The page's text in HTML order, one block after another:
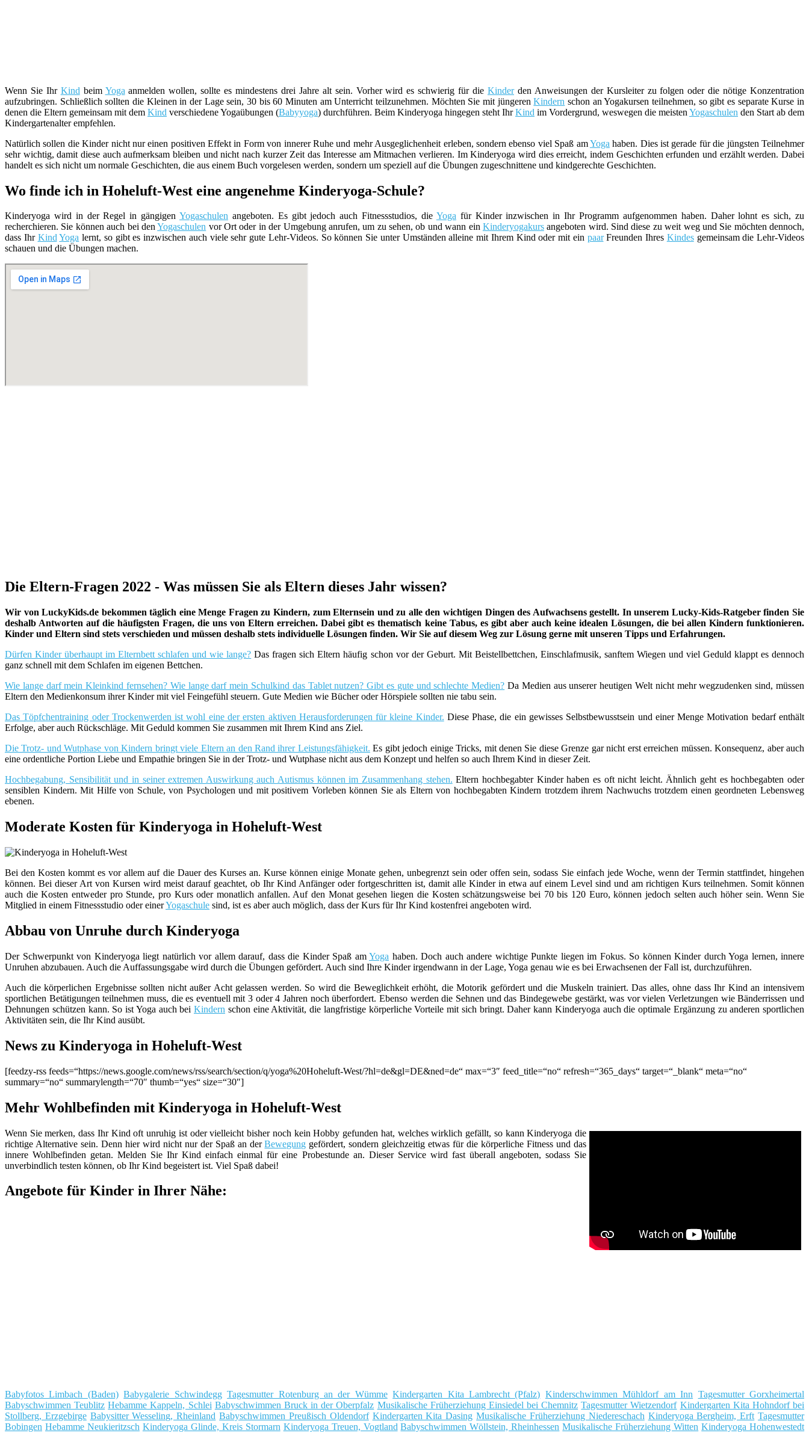
Wenn Sie Ihr Kind beim Yoga anmelden wollen, sollte es mindestens drei Jahre alt sein. Vorher wird es schwierig für die Kinderden Anweisungen der Kursleiter zu folgen oder die nötige Konzentration
aufzubringen. Schließlich sollten die Kleinen in der Lage sein, 30 bis 60 Minuten am Unterricht teilzunehmen. Möchten Sie mit jüngerenKindern schon an Yogakursen teilnehmen, so gibt es separate Kurse in
denen die Eltern gemeinsam mit dem Kind verschiedene Yogaübungen (Babyyoga) durchführen. Beim Kinderyoga hingegen steht IhrKind im Vordergrund, weswegen die meisten Yogaschulen den Start ab dem
Kindergartenalter empfehlen.
Natürlich sollen die Kinder nicht nur einen positiven Effekt in Form von innerer Ruhe und mehr Ausgeglichenheit erleben, sondern ebenso viel Spaß amYoga haben. Dies ist gerade für die jüngsten Teilnehmer
sehr wichtig, damit diese auch aufmerksam bleiben und nicht nach kurzer Zeit das Interesse am Mitmachen verlieren. Im Kinderyoga wird dies erreicht, indem Geschichten erfunden und erzählt werden. Dabei
handelt es sich nicht um normale Geschichten, die aus einem Buch vorgelesen werden, sondern um speziell auf die Übungen zugeschnittene und kindgerechte Geschichten.
Wo finde ich in Hoheluft-West eine angenehme Kinderyoga-Schule?
Kinderyoga wird in der Regel in gängigen Yogaschulen angeboten. Es gibt jedoch auch Fitnessstudios, die Yogafür Kinder inzwischen in Ihr Programm aufgenommen haben. Daher lohnt es sich, zu
recherchieren. Sie können auch bei denYogaschulen vor Ort oder in der Umgebung anrufen, um zu sehen, ob und wann ein Kinderyogakursangeboten wird. Sind diese zu weit weg und Sie möchten dennoch,
dass Ihr Kind Yoga lernt, so gibt es inzwischen auch viele sehr gute Lehr-Videos. So können Sie unter Umständen alleine mit Ihrem Kind oder mit ein paarFreunden Ihres Kindesgemeinsam die Lehr-Videos
schauen und die Übungen machen.
Die Eltern-Fragen 2022 - Was müssen Sie als Eltern dieses Jahr wissen?
Wir von LuckyKids.de bekommen täglich eine Menge Fragen zu Kindern, zum Elternsein und zu alle den wichtigen Dingen des Aufwachsens gestellt. In unserem Lucky-Kids-Ratgeber finden Sie
deshalb Antworten auf die häufigsten Fragen, die uns von Eltern erreichen. Dabei gibt es thematisch keine Tabus, es gibt aber auch keine idealen Lösungen, die bei allen Kindern funktionieren.
Kinder und Eltern sind stets verschieden und müssen deshalb stets individuelle Lösungen finden. Wir Sie auf diesem Weg zur Lösung gerne mit unseren Tipps und Erfahrungen.
Dürfen Kinder überhaupt im Elternbett schlafen und wie lange? Das fragen sich Eltern häufig schon vor der Geburt. Mit Beistellbettchen, Einschlafmusik, sanftem Wiegen und viel Geduld klappt es dennoch
ganz schnell mit dem Schlafen im eigenen Bettchen.
Wie lange darf mein Kleinkind fernsehen? Wie lange darf mein Schulkind das Tablet nutzen? Gibt es gute und schlechte Medien? Da Medien aus unserer heutigen Welt nicht mehr wegzudenken sind, müssen
Eltern den Medienkonsum ihrer Kinder mit viel Feingefühl steuern. Gute Medien wie Bücher oder Hörspiele sollten nie tabu sein.
Das Töpfchentraining oder Trockenwerden ist wohl eine der ersten aktiven Herausforderungen für kleine Kinder. Diese Phase, die ein gewisses Selbstbewusstsein und einer Menge Motivation bedarf enthält
Erfolge, aber auch Rückschläge. Mit Geduld kommen Sie zusammen mit Ihrem Kind ans Ziel.
Die Trotz- und Wutphase von Kindern bringt viele Eltern an den Rand ihrer Leistungsfähigkeit. Es gibt jedoch einige Tricks, mit denen Sie diese Grenze gar nicht erst erreichen müssen. Konsequenz, aber auch
eine ordentliche Portion Liebe und Empathie bringen Sie in der Trotz- und Wutphase nicht aus dem Konzept und helfen so auch Ihrem Kind in dieser Zeit.
Hochbegabung, Sensibilität und in seiner extremen Auswirkung auch Autismus können im Zusammenhang stehen. Eltern hochbegabter Kinder haben es oft nicht leicht. Ähnlich geht es hochbegabten oder
sensiblen Kindern. Mit Hilfe von Schule, von Psychologen und mit positivem Vorleben können Sie als Eltern von hochbegabten Kindern trotzdem ihrem Nachwuchs trotzdem einen geordneten Lebensweg
ebenen.
Moderate Kosten für Kinderyoga in Hoheluft-West
Bei den Kosten kommt es vor allem auf die Dauer des Kurses an. Kurse können einige Monate gehen, unbegrenzt sein oder offen sein, sodass Sie einfach jede Woche, wenn der Termin stattfindet, hingehen
können. Bei dieser Art von Kursen wird meist darauf geachtet, ob Ihr Kind Anfänger oder fortgeschritten ist, damit alle Kinder in etwa auf einem Level sind und am richtigen Kurs teilnehmen. Somit können
auch die Kosten entweder pro Stunde, pro Kurs oder monatlich anfallen. Auf den Monat gesehen liegen die Kosten schätzungsweise bei 70 bis 120 Euro, können jedoch selten auch höher sein. Wenn Sie
Mitglied in einem Fitnessstudio oder einerYogaschule sind, ist es aber auch möglich, dass der Kurs für Ihr Kind kostenfrei angeboten wird.
Abbau von Unruhe durch Kinderyoga
Der Schwerpunkt von Kinderyoga liegt natürlich vor allem darauf, dass die Kinder Spaß am Yoga haben. Doch auch andere wichtige Punkte liegen im Fokus. So können Kinder durch Yoga lernen, innere
Unruhen abzubauen. Auch die Auffassungsgabe wird durch die Übungen gefördert. Auch sind Ihre Kinder irgendwann in der Lage, Yoga genau wie es bei Erwachsenen der Fall ist, durchzuführen.
Auch die körperlichen Ergebnisse sollten nicht außer Acht gelassen werden. So wird die Beweglichkeit erhöht, die Motorik gefördert und die Muskeln trainiert. Das alles, ohne dass Ihr Kind an intensivem
sportlichen Betätigungen teilnehmen muss, die es eventuell mit 3 oder 4 Jahren noch überfordert. Ebenso werden die Sehnen und das Bindegewebe gestärkt, was vor vielen Verletzungen wie Bänderrissen und
Dehnungen schützen kann. So ist Yoga auch bei Kindern schon eine Aktivität, die langfristige körperliche Vorteile mit sich bringt. Daher kann Kinderyoga auch die optimale Ergänzung zu anderen sportlichen
Aktivitäten sein, die Ihr Kind ausübt.
News zu Kinderyoga in Hoheluft-West
[feedzy-rss feeds=“https://news.google.com/news/rss/search/section/q/yoga%20Hoheluft-West/?hl=de&gl=DE&ned=de“ max=“3″ feed_title=“no“ refresh=“365_days“ target=“_blank“ meta=“no“
summary=“no“ summarylength=“70″ thumb=“yes“ size=“30″]
Mehr Wohlbefinden mit Kinderyoga in Hoheluft-West
Wenn Sie merken, dass Ihr Kind oft unruhig ist oder vielleicht bisher noch kein Hobby gefunden hat, welches wirklich gefällt, so kann Kinderyoga die
richtige Alternative sein. Denn hier wird nicht nur der Spaß an derBewegung gefördert, sondern gleichzeitig etwas für die körperliche Fitness und das
innere Wohlbefinden getan. Melden Sie Ihr Kind einfach einmal für eine Probestunde an. Dieser Service wird fast überall angeboten, sodass Sie
unverbindlich testen können, ob Ihr Kind begeistert ist. Viel Spaß dabei!
Angebote für Kinder in Ihrer Nähe:
Babyfotos Limbach (Baden) Babygalerie Schwindegg Tagesmutter Rotenburg an der Wümme Kindergarten Kita Lambrecht (Pfalz) Kinderschwimmen Mühldorf am Inn Tagesmutter Gorxheimertal
Babyschwimmen Teublitz Hebamme Kappeln, Schlei Babyschwimmen Bruck in der Oberpfalz Musikalische Früherziehung Einsiedel bei Chemnitz Tagesmutter Wietzendorf Kindergarten Kita Hohndorf bei
Stollberg, Erzgebirge Babysitter Wesseling, Rheinland Babyschwimmen Preußisch Oldendorf Kindergarten Kita Dasing Musikalische Früherziehung Niedereschach Kinderyoga Bergheim, Erft Tagesmutter
Bobingen Hebamme Neukieritzsch Kinderyoga Glinde, Kreis Stormarn Kinderyoga Treuen, Vogtland Babyschwimmen Wöllstein, Rheinhessen Musikalische Früherziehung Witten Kinderyoga Hohenwestedt